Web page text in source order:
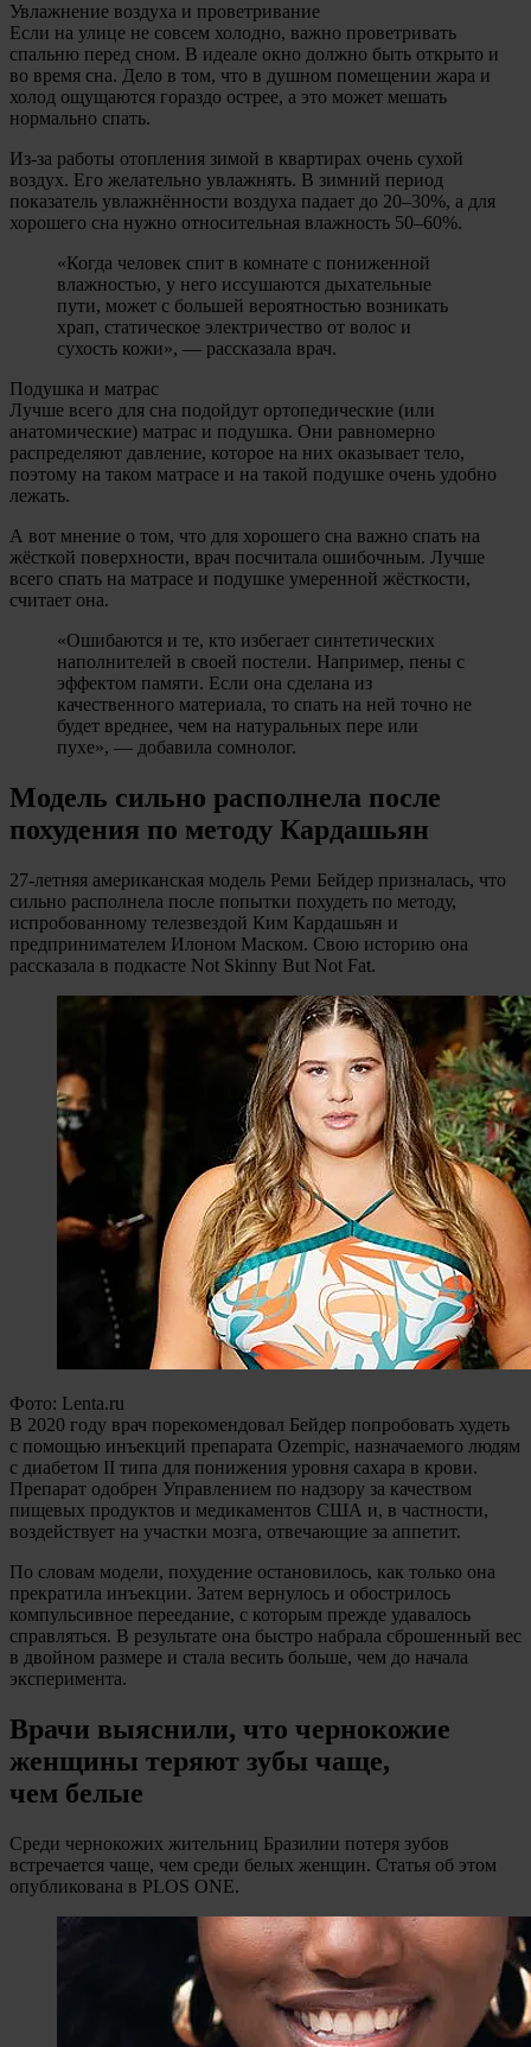
Увлажнение воздуха и проветривание
Если на улице не совсем холодно, важно проветривать
спальню перед сном. В идеале окно должно быть открыто и
во время сна. Дело в том, что в душном помещении жара и
холод ощущаются гораздо острее, а это может мешать
нормально спать.
Из-за работы отопления зимой в квартирах очень сухой
воздух. Его желательно увлажнять. В зимний период
показатель увлажнённости воздуха падает до 20–30%, а для
хорошего сна нужно относительная влажность 50–60%.
«Когда человек спит в комнате с пониженной
влажностью, у него иссушаются дыхательные
пути, может с большей вероятностью возникать
храп, статическое электричество от волос и
сухость кожи», — рассказала врач.
Подушка и матрас
Лучше всего для сна подойдут ортопедические (или
анатомические) матрас и подушка. Они равномерно
распределяют давление, которое на них оказывает тело,
поэтому на таком матрасе и на такой подушке очень удобно
лежать.
А вот мнение о том, что для хорошего сна важно спать на
жёсткой поверхности, врач посчитала ошибочным. Лучше
всего спать на матрасе и подушке умеренной жёсткости,
считает она.
«Ошибаются и те, кто избегает синтетических
наполнителей в своей постели. Например, пены с
эффектом памяти. Если она сделана из
качественного материала, то спать на ней точно не
будет вреднее, чем на натуральных пере или
пухе», — добавила сомнолог.
Модель сильно располнела после
похудения по методу Кардашьян
27-летняя американская модель Реми Бейдер призналась, что
сильно располнела после попытки похудеть по методу,
испробованному телезвездой Ким Кардашьян и
предпринимателем Илоном Маском. Свою историю она
рассказала в подкасте Not Skinny But Not Fat.
Фото: Lenta.ru
В 2020 году врач порекомендовал Бейдер попробовать худеть
с помощью инъекций препарата Ozempic, назначаемого людям
с диабетом II типа для понижения уровня сахара в крови.
Препарат одобрен Управлением по надзору за качеством
пищевых продуктов и медикаментов США и, в частности,
воздействует на участки мозга, отвечающие за аппетит.
По словам модели, похудение остановилось, как только она
прекратила инъекции. Затем вернулось и обострилось
компульсивное переедание, с которым прежде удавалось
справляться. В результате она быстро набрала сброшенный вес
в двойном размере и стала весить больше, чем до начала
эксперимента.
Врачи выяснили, что чернокожие
женщины теряют зубы чаще,
чем белые
Среди чернокожих жительниц Бразилии потеря зубов
встречается чаще, чем среди белых женщин. Статья об этом
опубликована в PLOS ONE.